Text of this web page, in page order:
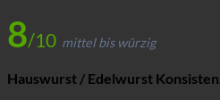
8/10 mittel bis würzig
Hauswurst / Edelwurst